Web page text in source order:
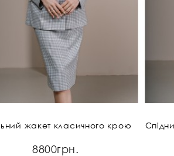
жакет класичного крою
8800грн.